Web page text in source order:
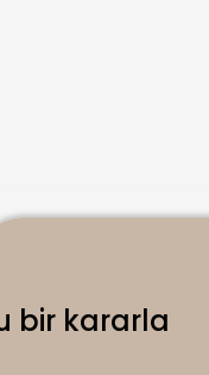
bir kararla